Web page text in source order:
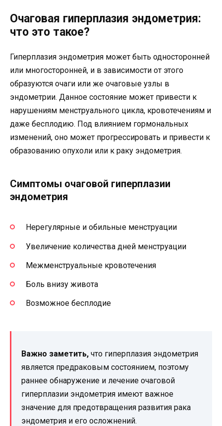
Очаговая гиперплазия эндометрия:
что это такое?
Гиперплазия эндометрия может быть односторонней
или многосторонней, и в зависимости от этого
образуются очаги или же очаговые узлы в
эндометрии. Данное состояние может привести к
нарушениям менструального цикла, кровотечениям и
даже бесплодию. Под влиянием гормональных
изменений, оно может прогрессировать и привести к
образованию опухоли или к раку эндометрия.
Симптомы очаговой гиперплазии
эндометрия
Нерегулярные и обильные менструации
Увеличение количества дней менструации
Межменструальные кровотечения
Боль внизу живота
Возможное бесплодие
Важно заметить, что гиперплазия эндометрия
является предраковым состоянием, поэтому
раннее обнаружение и лечение очаговой
гиперплазии эндометрия имеют важное
значение для предотвращения развития рака
эндометрия и его осложнений.